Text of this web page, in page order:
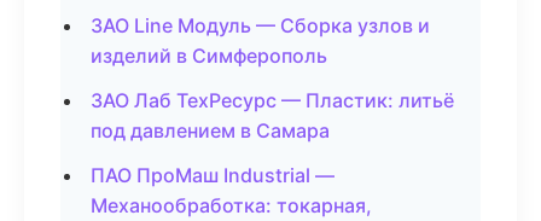
ЗАО Line Модуль — Сборка узлов и
изделий в Симферополь
ЗАО Лаб ТехРесурс — Пластик: литьё
под давлением в Самара
ПАО ПроМаш Industrial —
Механообработка: токарная,